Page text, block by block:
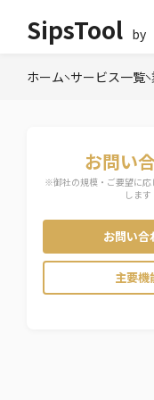
SipsTool by
会員
ホーム サービス一覧
お問い
※御社の規模・ご要望に応
します
お問い合
主要機